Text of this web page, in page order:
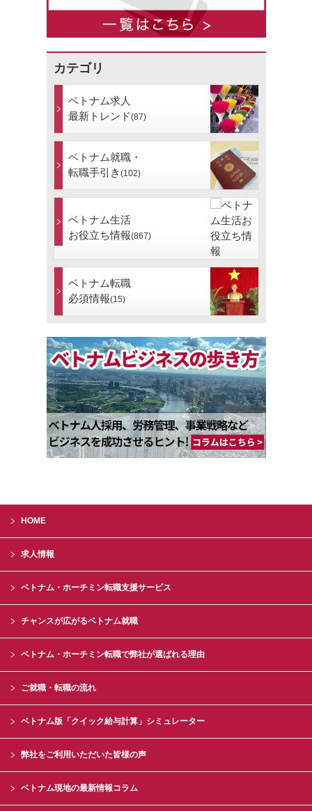
カテゴリ
ベトナム求人
最新トレンド(87)
ベトナム就職・
転職手引き (102)
ベトナム生活
お役立ち情報(867)
ベトナム転職
必須情報(15)
HOME
求人情報
ベトナム・ホーチミン転職支援サービス
チャンスが広がるベトナム就職
ベトナム・ホーチミン転職で弊社が選ばれる理由
ご就職・転職の流れ
ベトナム版「クイック給与計算」シミュレーター
弊社をご利用いただいた皆様の声
ベトナム現地の最新情報コラム